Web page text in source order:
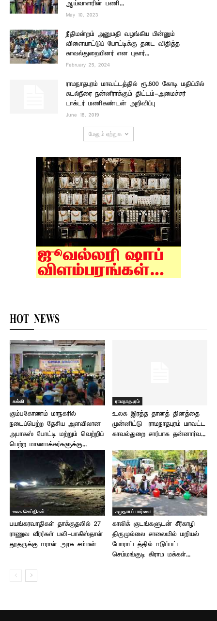
ஆய்வாளரின் பணி...
May 10, 2023
நீதிமன்றம் அனுமதி வழங்கிய பின்னும்
விளையாட்டுப் போட்டிக்கு தடை விதித்த
காவல்துறையினர் என புகார்...
February 25, 2024
ராமநாதபுரம் மாவட்டத்தில் ரூ.600 கோடி மதிப்பில்
கடல்நீரை நன்னீராக்கும் திட்டம்-அமைச்சர்
டாக்டர் மணிகண்டன் அறிவிப்பு
June 18, 2019
மேலும் ஏற்றுக
HOT NEWS
கல்வி
கும்பகோணம் மாநகரில்
நடைப்பெற்ற தேசிய அளவிலான
அபாகஸ் போட்டி மற்றும் வெற்றிப்
பெற்ற மாணாக்கர்களுக்கு...
ராமநாதபுரம்
உலக இரத்த தானத் தினத்தை
முன்னிட்டு – ராமநாதபுரம் மாவட்ட
காவல்துறை சார்பாக தன்னார்வ...
உலக செய்திகள்
பயங்கரவாதிகள் தாக்குதலில் 27
ராணுவ வீரர்கள் பலி-பாகிஸ்தான்
தூதருக்கு ஈரான் அரசு சம்மன்
சமுதாயப் பார்வை
காலிக் குடங்களுடன் சீர்காழி
திருமுல்லை சாலையில் மறியல்
போராட்டத்தில் ஈடுப்பட்ட
செம்மங்குடி கிராம மக்கள்...